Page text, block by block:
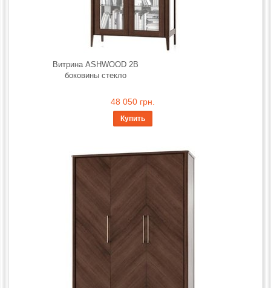
Витрина ASHWOOD 2В
боковины стекло
48 050 грн.
Купить